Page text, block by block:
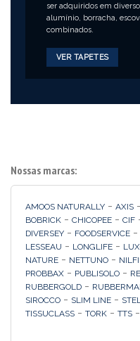
ser adquiridos em
alumínio, borracha,
combinados.
VER TAPETES
Nossas marcas:
AMOOS NATURALLY - AXIS -
BOBRICK - CHICOPEE - CIF
DIVERSEY - FOODSERVICE -
LESSEAU - LONGLIFE -
NATURE - NETTUNO -
PROBBAX - PUBLISOLO -
RUBBERGOLD -
SIROCCO - SLIM LINE -
TISSUCLASS - TORK - TTS -